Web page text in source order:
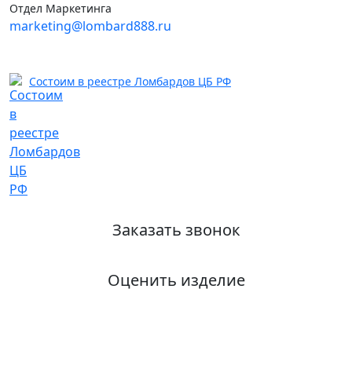
Отдел Маркетинга
marketing@lombard888.ru
Состоим в реестре Ломбардов ЦБ РФ
Заказать звонок
Оценить изделие